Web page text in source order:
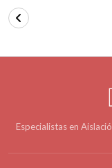
Especialistas en